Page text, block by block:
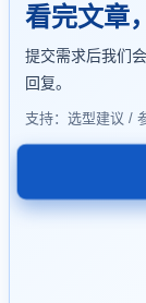
看完文章
提交需求后我们
回复。
支持：选型建议 /